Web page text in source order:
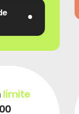
límite